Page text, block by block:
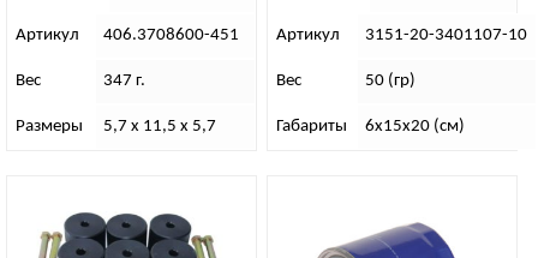
Артикул 406.3708600-451
Вес 347 г.
Размеры 5,7 х 11,5 х 5,7
Артикул 3151-20-3401107-10
Вес 50 (гр)
Габариты 6х15х20 (см)